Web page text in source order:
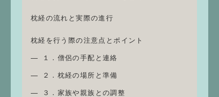
枕経の流れと実際の進行
枕経を行う際の注意点とポイント
１．僧侶の手配と連絡
２．枕経の場所と準備
３．家族や親族との調整